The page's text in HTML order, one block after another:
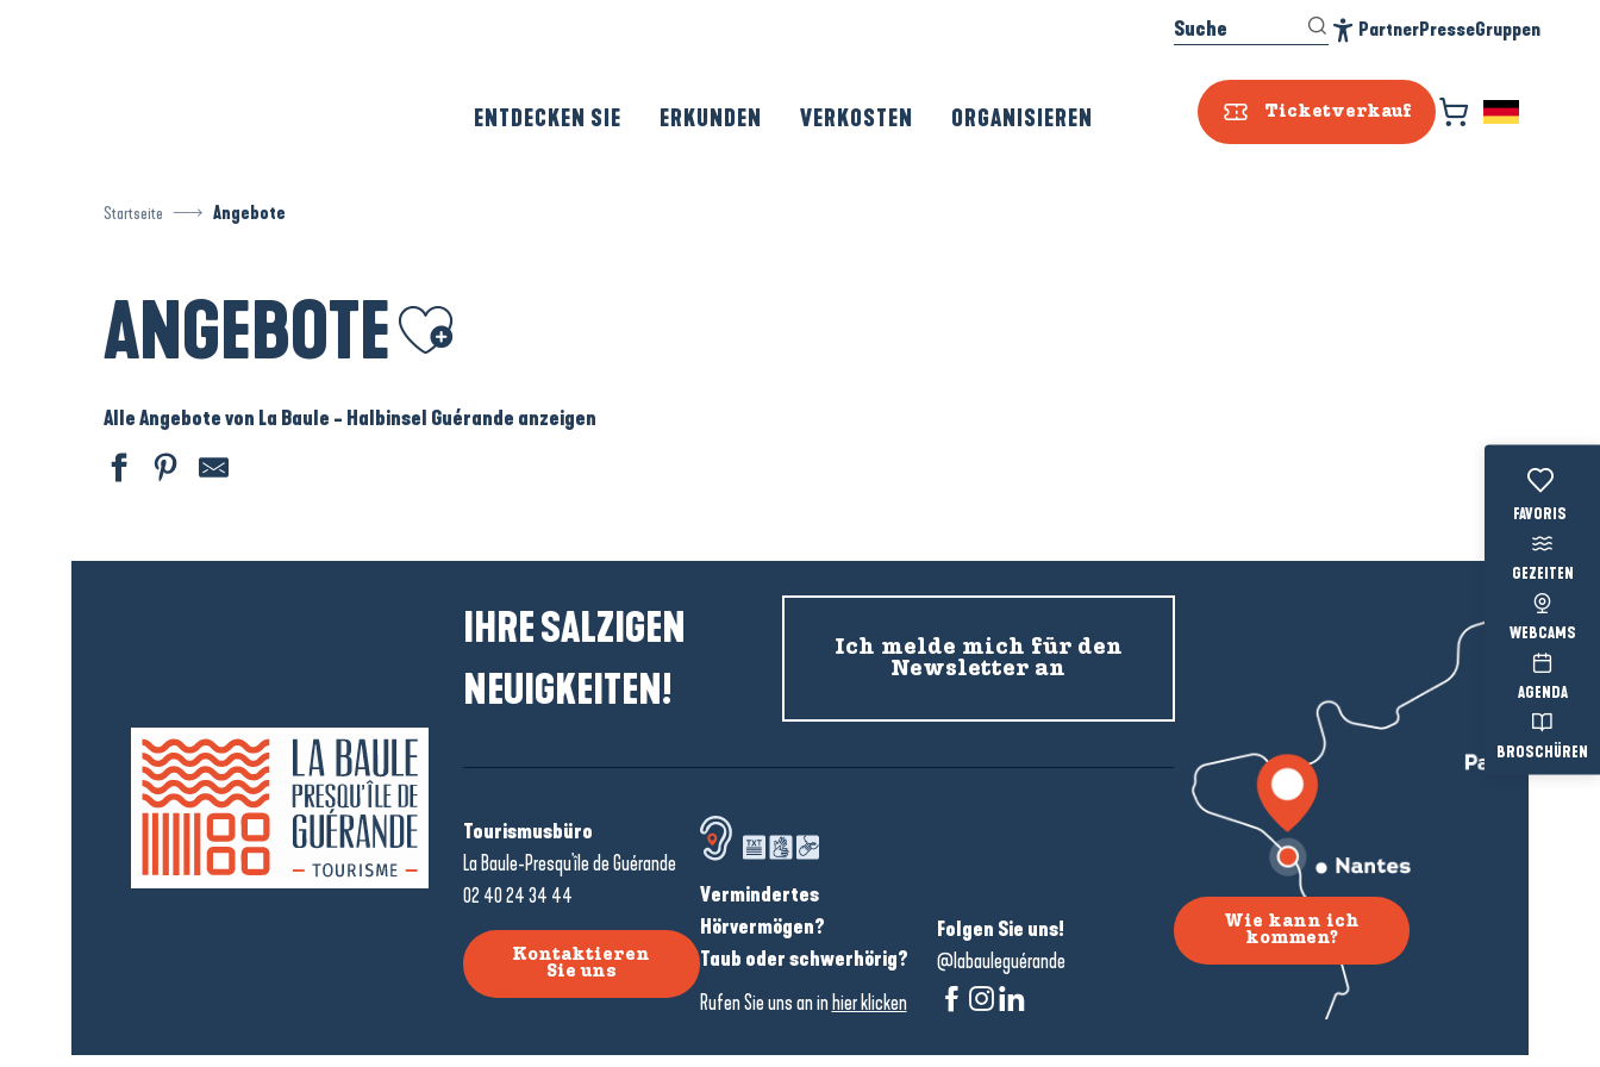
Ticketverkauf
Suche PartnerPresseGruppen
ENTDECKEN SIE ERKUNDEN VERKOSTEN ORGANISIEREN
Voir les
GEZEITEN
WEBCAMS
AGENDA
BROSCHÜREN
Startseite Angebote
ANGEBOTE Ajouter aux favoris
Alle Angebote von La Baule - Halbinsel Guérande anzeigen
IHRE SALZIGEN
NEUIGKEITEN!
Ich melde mich für den
Newsletter an
Tourismusbüro
La Baule-Presqu'île de Guérande
02 40 24 34 44
Kontaktieren
Sie uns
Vermindertes
Hörvermögen?
Taub oder schwerhörig?
Rufen Sie uns an inhier klicken
Folgen Sie uns!
@labauleguérande
Wie kann ich
kommen?